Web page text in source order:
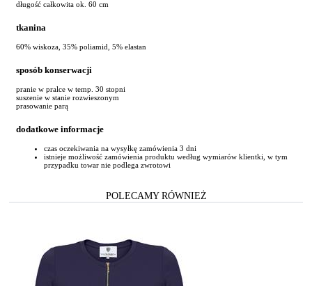
długość całkowita ok. 60 cm
tkanina
60% wiskoza, 35% poliamid, 5% elastan
sposób konserwacji
pranie w pralce w temp. 30 stopni
suszenie w stanie rozwieszonym
prasowanie parą
dodatkowe informacje
czas oczekiwania na wysyłkę zamówienia 3 dni
istnieje możliwość zamówienia produktu według wymiarów klientki, w tym
przypadku towar nie podlega zwrotowi
POLECAMY RÓWNIEŻ